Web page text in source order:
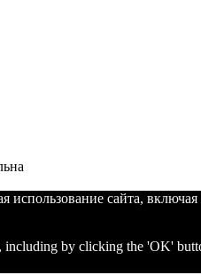
использование сайта,
including by clicking the 'OK'